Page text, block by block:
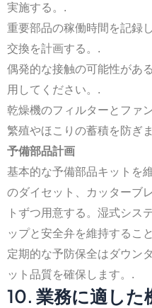
実施する。.
重要部品の稼働時間を記録
交換を計画する。.
偶発的な接触の可能性があ
用してください。.
乾燥機のフィルターとファ
繁殖やほこりの蓄積を防ぎ
予備部品計画
基本的な予備部品キットを
のダイセット、カッターブ
トずつ用意する。湿式シス
ップと安全弁を維持するこ
定期的な予防保全はダウン
ット品質を確保します。.
10. 業務に適した